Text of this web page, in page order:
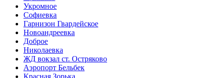
Укромное
Софиевка
Гарнизон Гвардейское
Новоандреевка
Доброе
Николаевка
ЖД вокзал ст. Остряково
Аэропорт Бельбек
Красная Зорька